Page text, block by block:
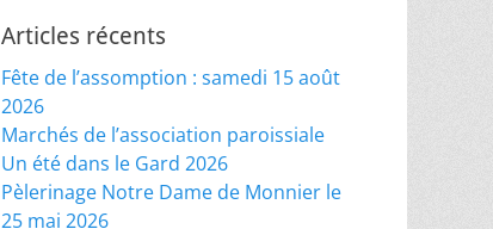
Articles récents
Fête de l’assomption : samedi 15 août
2026
Marchés de l’association paroissiale
Un été dans le Gard 2026
Pèlerinage Notre Dame de Monnier le
25 mai 2026